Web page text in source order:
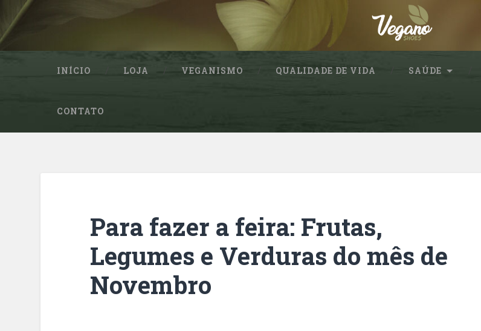
INÍCIO LOJA VEGANISMO QUALIDADE DE VIDA SAÚDE
CONTATO
Para fazer a feira: Frutas,
Legumes e Verduras do mês de
Novembro